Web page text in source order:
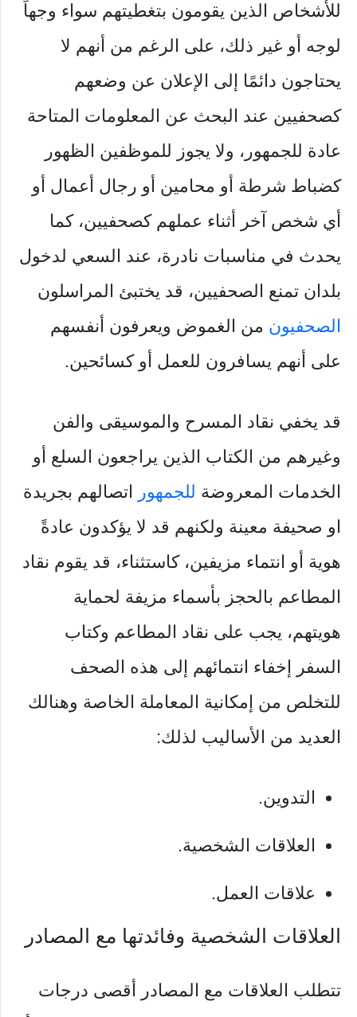
للأشخاص الذين يقومون بتغطيتهم سواء وجهاً
لوجه أو غير ذلك، على الرغم من أنهم لا
يحتاجون دائمًا إلى الإعلان عن وضعهم
كصحفيين عند البحث عن المعلومات المتاحة
عادة للجمهور، ولا يجوز للموظفين الظهور
كضباط شرطة أو محامين أو رجال أعمال أو
أي شخص آخر أثناء عملهم كصحفيين، كما
يحدث في مناسبات نادرة، عند السعي لدخول
بلدان تمنع الصحفيين، قد يختبئ المراسلون
الصحفيون من الغموض ويعرفون أنفسهم
على أنهم يسافرون للعمل أو كسائحين.
قد يخفي نقاد المسرح والموسيقى والفن
وغيرهم من الكتاب الذين يراجعون السلع أو
الخدمات المعروضة للجمهور اتصالهم بجريدة
او صحيفة معينة ولكنهم قد لا يؤكدون عادةً
هوية أو انتماء مزيفين، كاستثناء، قد يقوم نقاد
المطاعم بالحجز بأسماء مزيفة لحماية
هويتهم، يجب على نقاد المطاعم وكتاب
السفر إخفاء انتمائهم إلى هذه الصحف
للتخلص من إمكانية المعاملة الخاصة وهنالك
العديد من الأساليب لذلك:
التدوين.
العلاقات الشخصية.
علاقات العمل.
العلاقات الشخصية وفائدتها مع المصادر
تتطلب العلاقات مع المصادر أقصى درجات